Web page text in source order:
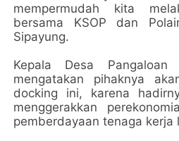
mempermudah kita
bersama KSOP dan
Sipayung.
Kepala Desa Pangaloan
mengatakan pihaknya
docking ini, karena
menggerakkan
pemberdayaan tenaga kerja